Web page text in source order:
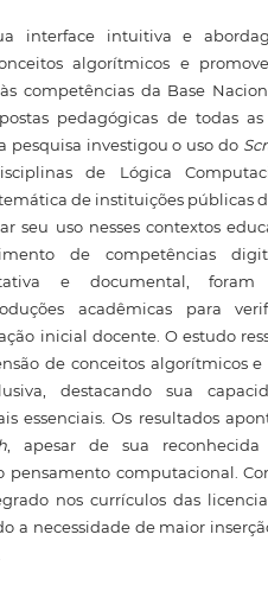
interface intuitiva e
algorítmicos e
competências da Base
pedagógicas de todas
pesquisa investigou o uso do
de Lógica
de instituições públicas
seu uso nesses contextos
de competências
e documental, foram
acadêmicas para
inicial docente. O estudo
de conceitos algorítmicos
destacando sua
essenciais. Os resultados
, apesar de sua
pensamento computacional.
nos currículos das
a necessidade de maior